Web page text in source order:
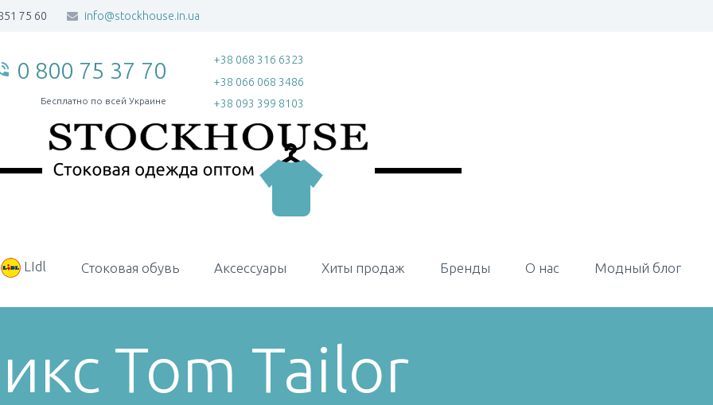
75 60 info@stockhouse.in.ua
0 800 75 37 70
Бесплатно по всей Украине
+38 068 316 6323
+38 066 068 3486
+38 093 399 8103
LIdl Стоковая обувь Аксессуары Хиты продаж Бренды О нас Модный блог
Tom Tailor